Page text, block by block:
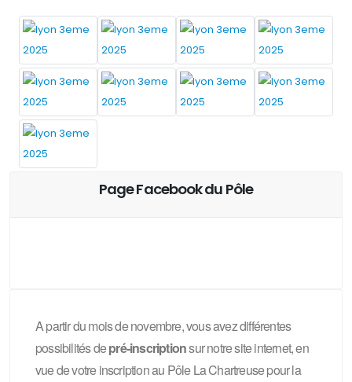
Page Facebook du Pôle
A partir du mois de novembre, vous avez différentes
possibilités depré-inscriptionsur notre site internet, en
vue de votre inscription au Pôle La Chartreuse pour la